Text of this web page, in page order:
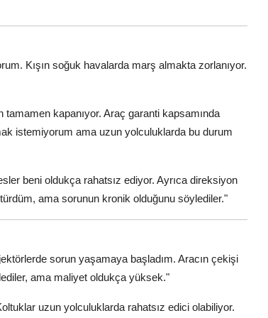
Kışın soğuk havalarda marş almakta zorlanıyor.
kapanıyor. Araç garanti kapsamında
istemiyorum ama uzun yolculuklarda bu durum
beni oldukça rahatsız ediyor. Ayrıca direksiyon
ama sorunun kronik olduğunu söylediler."
sorun yaşamaya başladım. Aracın çekişi
ama maliyet oldukça yüksek."
uzun yolculuklarda rahatsız edici olabiliyor.